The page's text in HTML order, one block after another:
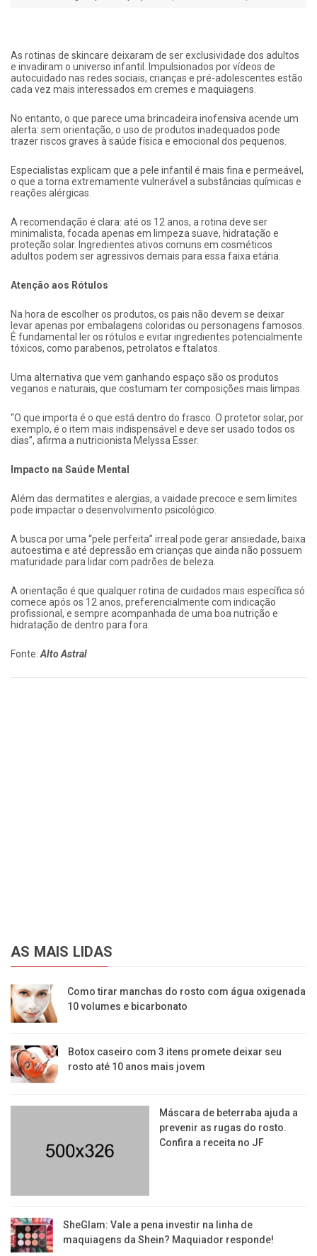
As rotinas de skincare deixaram de ser exclusividade dos adultos
e invadiram o universo infantil. Impulsionados por vídeos de
autocuidado nas redes sociais, crianças e pré-adolescentes estão
cada vez mais interessados em cremes e maquiagens.
No entanto, o que parece uma brincadeira inofensiva acende um
alerta: sem orientação, o uso de produtos inadequados pode
trazer riscos graves à saúde física e emocional dos pequenos.
Especialistas explicam que a pele infantil é mais fina e permeável,
o que a torna extremamente vulnerável a substâncias químicas e
reações alérgicas.
A recomendação é clara: até os 12 anos, a rotina deve ser
minimalista, focada apenas em limpeza suave, hidratação e
proteção solar. Ingredientes ativos comuns em cosméticos
adultos podem ser agressivos demais para essa faixa etária.
Atenção aos Rótulos
Na hora de escolher os produtos, os pais não devem se deixar
levar apenas por embalagens coloridas ou personagens famosos.
É fundamental ler os rótulos e evitar ingredientes potencialmente
tóxicos, como parabenos, petrolatos e ftalatos.
Uma alternativa que vem ganhando espaço são os produtos
veganos e naturais, que costumam ter composições mais limpas.
“O que importa é o que está dentro do frasco. O protetor solar, por
exemplo, é o item mais indispensável e deve ser usado todos os
dias”, afirma a nutricionista Melyssa Esser.
Impacto na Saúde Mental
Além das dermatites e alergias, a vaidade precoce e sem limites
pode impactar o desenvolvimento psicológico.
A busca por uma “pele perfeita” irreal pode gerar ansiedade, baixa
autoestima e até depressão em crianças que ainda não possuem
maturidade para lidar com padrões de beleza.
A orientação é que qualquer rotina de cuidados mais específica só
comece após os 12 anos, preferencialmente com indicação
profissional, e sempre acompanhada de uma boa nutrição e
hidratação de dentro para fora.
Fonte: Alto Astral
AS MAIS LIDAS
Como tirar manchas do rosto com água oxigenada
10 volumes e bicarbonato
Botox caseiro com 3 itens promete deixar seu
rosto até 10 anos mais jovem
Máscara de beterraba ajuda a
prevenir as rugas do rosto.
Confira a receita no JF
SheGlam: Vale a pena investir na linha de
maquiagens da Shein? Maquiador responde!